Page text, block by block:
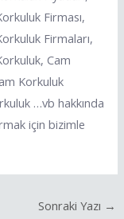
Firması,
Firmaları,
Cam
Korkuluk
…vb hakkında
için bizimle
Sonraki Yazı →